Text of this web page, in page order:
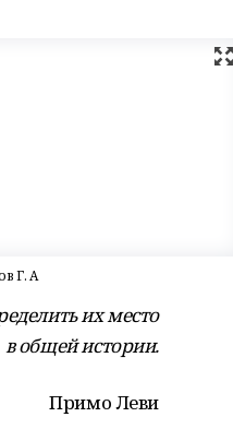
Г. А
их место
в общей истории.
Примо Леви